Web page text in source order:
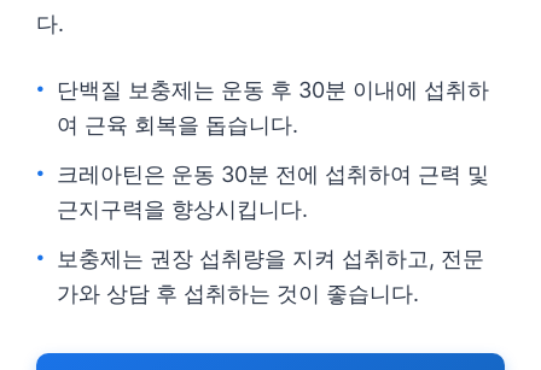
다.
단백질 보충제는 운동 후 30분 이내에 섭취하
여 근육 회복을 돕습니다.
크레아틴은 운동 30분 전에 섭취하여 근력 및
근지구력을 향상시킵니다.
보충제는 권장 섭취량을 지켜 섭취하고, 전문
가와 상담 후 섭취하는 것이 좋습니다.